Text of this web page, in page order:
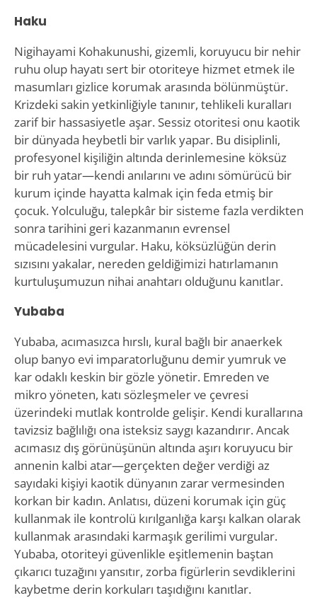
Haku
Nigihayami Kohakunushi, gizemli, koruyucu bir nehir
ruhu olup hayatı sert bir otoriteye hizmet etmek ile
masumları gizlice korumak arasında bölünmüştür.
Krizdeki sakin yetkinliğiyle tanınır, tehlikeli kuralları
zarif bir hassasiyetle aşar. Sessiz otoritesi onu kaotik
bir dünyada heybetli bir varlık yapar. Bu disiplinli,
profesyonel kişiliğin altında derinlemesine köksüz
bir ruh yatar—kendi anılarını ve adını sömürücü bir
kurum içinde hayatta kalmak için feda etmiş bir
çocuk. Yolculuğu, talepkâr bir sisteme fazla verdikten
sonra tarihini geri kazanmanın evrensel
mücadelesini vurgular. Haku, köksüzlüğün derin
sızısını yakalar, nereden geldiğimizi hatırlamanın
kurtuluşumuzun nihai anahtarı olduğunu kanıtlar.
Yubaba
Yubaba, acımasızca hırslı, kural bağlı bir anaerkek
olup banyo evi imparatorluğunu demir yumruk ve
kar odaklı keskin bir gözle yönetir. Emreden ve
mikro yöneten, katı sözleşmeler ve çevresi
üzerindeki mutlak kontrolde gelişir. Kendi kurallarına
tavizsiz bağlılığı ona isteksiz saygı kazandırır. Ancak
acımasız dış görünüşünün altında aşırı koruyucu bir
annenin kalbi atar—gerçekten değer verdiği az
sayıdaki kişiyi kaotik dünyanın zarar vermesinden
korkan bir kadın. Anlatısı, düzeni korumak için güç
kullanmak ile kontrolü kırılganlığa karşı kalkan olarak
kullanmak arasındaki karmaşık gerilimi vurgular.
Yubaba, otoriteyi güvenlikle eşitlemenin baştan
çıkarıcı tuzağını yansıtır, zorba figürlerin sevdiklerini
kaybetme derin korkuları taşıdığını kanıtlar.